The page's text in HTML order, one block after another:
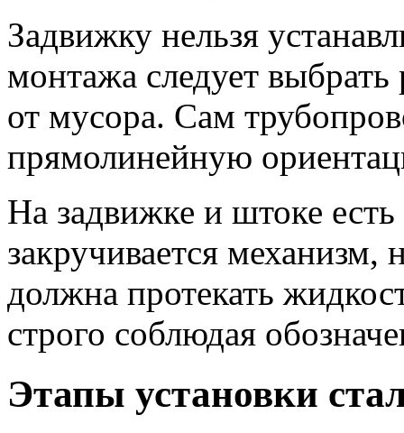
Задвижку нельзя
монтажа следует
от мусора. Сам
прямолинейную
На задвижке и штоке есть
закручивается механизм,
должна протекать
строго соблюдая
Этапы установки